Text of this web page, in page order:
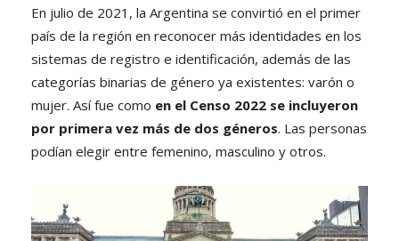
En julio de 2021, la Argentina se convirtió en el primer
país de la región en reconocer más identidades en los
sistemas de registro e identificación, además de las
categorías binarias de género ya existentes: varón o
mujer. Así fue como en el Censo 2022 se incluyeron
por primera vez más de dos géneros. Las personas
podían elegir entre femenino, masculino y otros.